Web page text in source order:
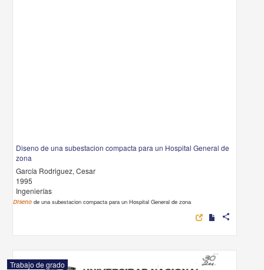
Diseno de una subestacion compacta para un Hospital General de
zona
García Rodriguez, Cesar
1995
Ingenierías
Diseno de una subestacion compacta para un Hospital General de zona
share
Trabajo de grado